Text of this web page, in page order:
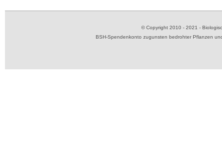
© Copyright 2010 - 2021 -
BSH-Spendenkonto zugunsten bedrohter Pflanzen